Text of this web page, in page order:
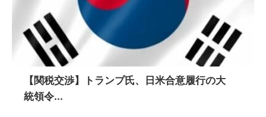
【関税交渉】トランプ氏、日米合意履行の大
統領令...